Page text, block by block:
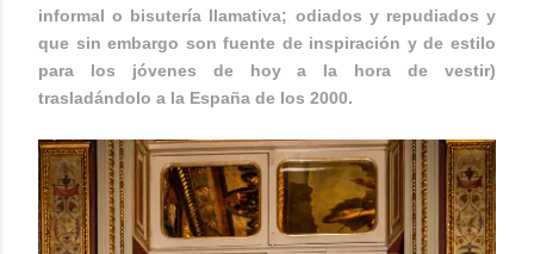
informal o bisutería llamativa; odiados y repudiados y
que sin embargo son fuente de inspiración y de estilo
para los jóvenes de hoy a la hora de vestir)
trasladándolo a la España de los 2000.